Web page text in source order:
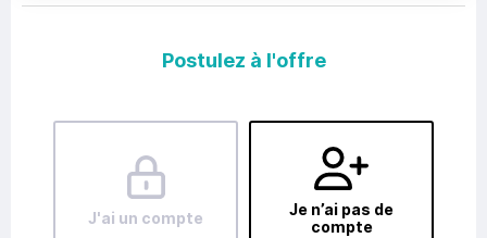
Postulez à l'offre
J'ai un compte
Je n’ai pas de
compte